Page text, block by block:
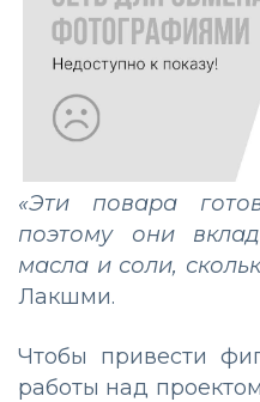
«Эти повара
поэтому они
масла и соли,
Лакшми.
Чтобы привести
работы над